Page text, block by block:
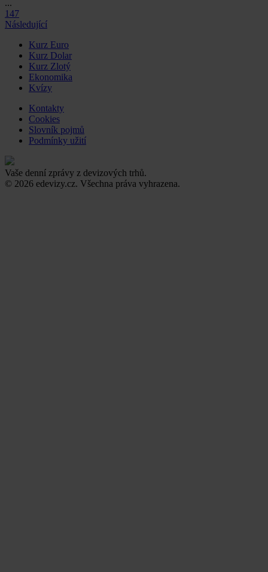
...
147
Následující
Kurz Euro
Kurz Dolar
Kurz Zlotý
Ekonomika
Kvízy
Kontakty
Cookies
Slovník pojmů
Podmínky užití
Vaše denní zprávy z devizových trhů.
© 2026 edevizy.cz. Všechna práva vyhrazena.